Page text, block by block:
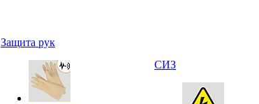
Защита рук
СИЗ